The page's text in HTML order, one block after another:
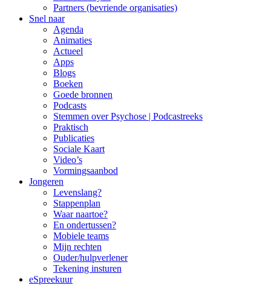
Partners (bevriende organisaties)
Snel naar
Agenda
Animaties
Actueel
Apps
Blogs
Boeken
Goede bronnen
Podcasts
Stemmen over Psychose | Podcastreeks
Praktisch
Publicaties
Sociale Kaart
Video’s
Vormingsaanbod
Jongeren
Levenslang?
Stappenplan
Waar naartoe?
En ondertussen?
Mobiele teams
Mijn rechten
Ouder/hulpverlener
Tekening insturen
eSpreekuur